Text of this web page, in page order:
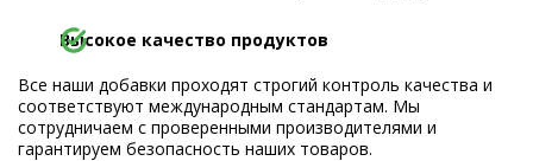
Высокое качество продуктов
Все наши добавки проходят строгий контроль качества и
соответствуют международным стандартам. Мы
сотрудничаем с проверенными производителями и
гарантируем безопасность наших товаров.